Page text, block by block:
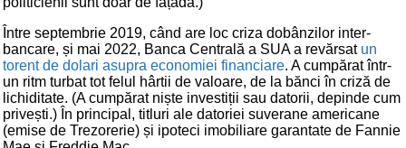
Între septembrie 2019, când are loc criza dobânzilor inter-
bancare, și mai 2022, Banca Centrală a SUA a revărsatun
torent de dolari asupra economiei financiare. A cumpărat într-
un ritm turbat tot felul hârtii de valoare, de la bănci în criză de
lichiditate. (A cumpărat niște investiții sau datorii, depinde cum
privești.) În principal, titluri ale datoriei suverane americane
(emise de Trezorerie) și ipoteci imobiliare garantate de Fannie